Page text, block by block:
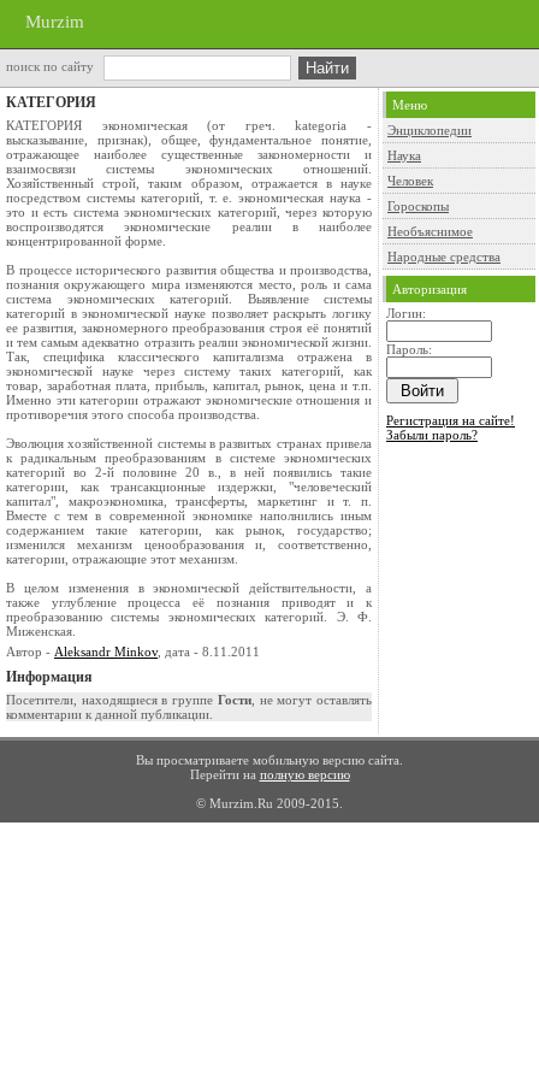
Murzim
поиск по сайту
КАТЕГОРИЯ
КАТЕГОРИЯ экономическая (от греч. kategoria -
высказывание, признак), общее, фундаментальное понятие,
отражающее наиболее существенные закономерности и
взаимосвязи системы экономических отношений.
Хозяйственный строй, таким образом, отражается в науке
посредством системы категорий, т. е. экономическая наука -
это и есть система экономических категорий, через которую
воспроизводятся экономические реалии в наиболее
концентрированной форме.
В процессе исторического развития общества и производства,
познания окружающего мира изменяются место, роль и сама
система экономических категорий. Выявление системы
категорий в экономической науке позволяет раскрыть логику
ее развития, закономерного преобразования строя её понятий
и тем самым адекватно отразить реалии экономической жизни.
Так, специфика классического капитализма отражена в
экономической науке через систему таких категорий, как
товар, заработная плата, прибыль, капитал, рынок, цена и т.п.
Именно эти категории отражают экономические отношения и
противоречия этого способа производства.
Эволюция хозяйственной системы в развитых странах привела
к радикальным преобразованиям в системе экономических
категорий во 2-й половине 20 в., в ней появились такие
категории, как трансакционные издержки, "человеческий
капитал", макроэкономика, трансферты, маркетинг и т. п.
Вместе с тем в современной экономике наполнились иным
содержанием такие категории, как рынок, государство;
изменился механизм ценообразования и, соответственно,
категории, отражающие этот механизм.
В целом изменения в экономической действительности, а
также углубление процесса её познания приводят и к
преобразованию системы экономических категорий. Э. Ф.
Миженская.
Автор - Aleksandr Minkov, дата - 8.11.2011
Информация
Посетители, находящиеся в группе Гости, не могут оставлять
комментарии к данной публикации.
Меню
Энциклопедии
Наука
Человек
Гороскопы
Необъяснимое
Народные средства
Авторизация
Логин:
Пароль:
Регистрация на сайте!
Забыли пароль?
Вы просматриваете мобильную версию сайта.
Перейти на полную версию
© Murzim.Ru 2009-2015.